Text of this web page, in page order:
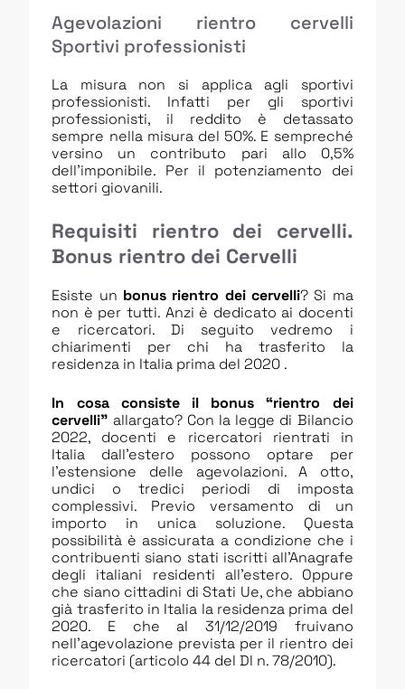
Agevolazioni rientro cervelli
Sportivi professionisti
La misura non si applica agli sportivi
professionisti. Infatti per gli sportivi
professionisti, il reddito è detassato
sempre nella misura del 50%. E sempreché
versino un contributo pari allo 0,5%
dell’imponibile. Per il potenziamento dei
settori giovanili.
Requisiti rientro dei cervelli.
Bonus rientro dei Cervelli
Esiste un bonus rientro dei cervelli? Si ma
non è per tutti. Anzi è dedicato ai docenti
e ricercatori. Di seguito vedremo i
chiarimenti per chi ha trasferito la
residenza in Italia prima del 2020 .
In cosa consiste il bonus “rientro dei
cervelli” allargato? Con la legge di Bilancio
2022, docenti e ricercatori rientrati in
Italia dall’estero possono optare per
l’estensione delle agevolazioni. A otto,
undici o tredici periodi di imposta
complessivi. Previo versamento di un
importo in unica soluzione. Questa
possibilità è assicurata a condizione che i
contribuenti siano stati iscritti all’Anagrafe
degli italiani residenti all’estero. Oppure
che siano cittadini di Stati Ue, che abbiano
già trasferito in Italia la residenza prima del
2020. E che al 31/12/2019 fruivano
nell’agevolazione prevista per il rientro dei
ricercatori (articolo 44 del Dl n. 78/2010).